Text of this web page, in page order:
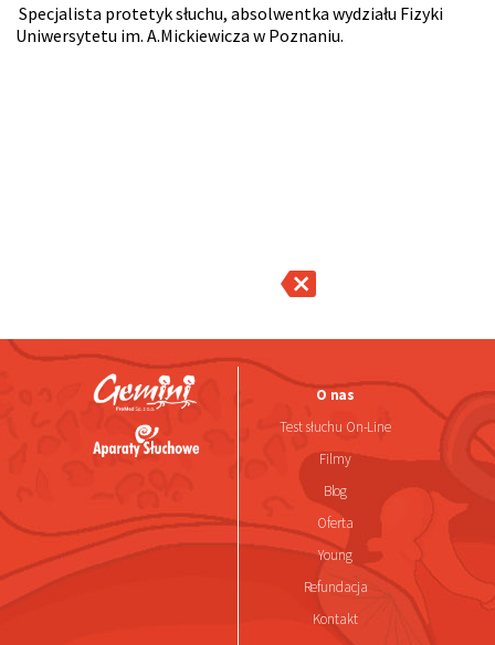
Specjalista protetyk słuchu, absolwentka wydziału Fizyki
Uniwersytetu im. A.Mickiewicza w Poznaniu.
O nas
Test słuchu On-Line
Filmy
Blog
Oferta
Young
Refundacja
Kontakt